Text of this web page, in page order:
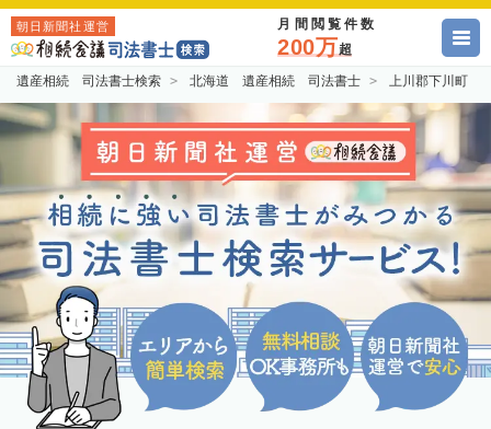
朝日新聞社運営 月間閲覧件数
200万超
遺産相続 司法書士検索 北海道 遺産相続 司法書士 上川郡下川町